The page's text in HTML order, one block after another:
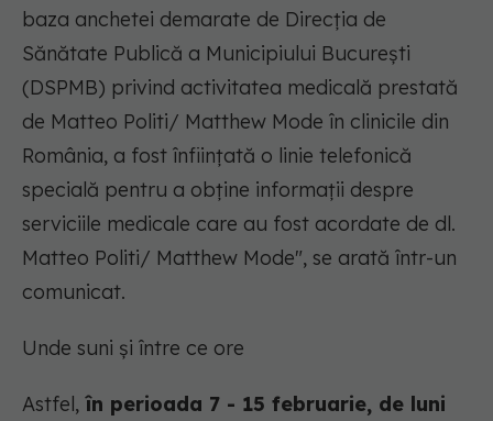
baza anchetei demarate de Direcția de
Sănătate Publică a Municipiului București
(DSPMB) privind activitatea medicală prestată
de Matteo Politi/ Matthew Mode în clinicile din
România, a fost înființată o linie telefonică
specială pentru a obține informații despre
serviciile medicale care au fost acordate de dl.
Matteo Politi/ Matthew Mode", se arată într-un
comunicat.
Unde suni și între ce ore
Astfel, în perioada 7 - 15 februarie, de luni